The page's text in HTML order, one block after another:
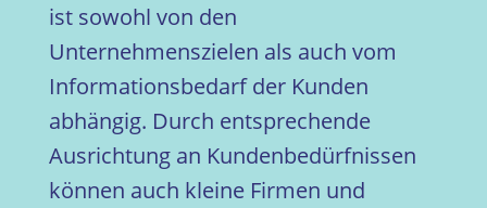
ist sowohl von den
Unternehmenszielen als auch vom
Informationsbedarf der Kunden
abhängig. Durch entsprechende
Ausrichtung an Kundenbedürfnissen
können auch kleine Firmen und